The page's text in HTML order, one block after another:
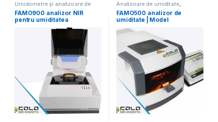
Umidometre și analizoare de
umiditate
FAMO900 analizor NIR
pentru umiditatea
cerealelor, grâu și făină
Analizoare de umiditate,
Umidometre și analizoare de
umiditate
FAMO500 analizor de
umiditate | Model
profesional complet
automat | COLO.Science